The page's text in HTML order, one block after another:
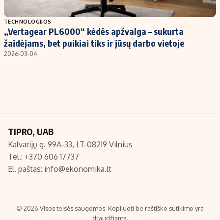
Populiarios temos
Investavimas
Akcijų rinka
Titulinis
Nedarbo išmokos skaičiuoklė
Redakcija
Turinio žymėjimo taisyklės
TECHNOLOGIJOS
„Vertagear PL6000“ kėdės apžvalga – sukurta
žaidėjams, bet puikiai tiks ir jūsų darbo vietoje
2026-03-04
TIPRO, UAB
Kalvarijų g. 99A-33, LT-08219 Vilnius
Tel.: +370 606 17737
El. paštas: info@ekonomika.lt
© 2026 Visos teisės saugomos. Kopijuoti be raštiško sutikimo yra
draudžiama.